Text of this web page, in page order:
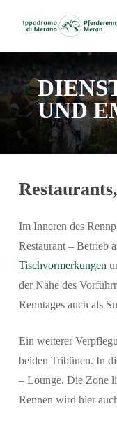
UND
Im Inneren des
Restaurant – Betrieb
Tischvormerkungen
der Nähe des
Renntages auch als
Ein weiterer
beiden Tribünen. In
– Lounge. Die Zone
Rennen wird hier